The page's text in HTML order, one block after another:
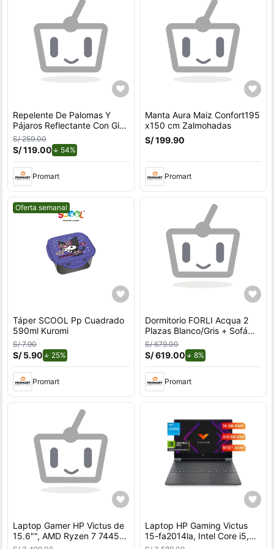
Repelente De Palomas Y
Pájaros Reflectante Con Giro
Por Viento Para Exteriores
Con Soporte en U
S/ 259.00
S/ 119.00 54%
Promart
Manta Aura Maiz Confort195
x150 cm Zalmohadas
S/ 199.90
Promart
Mejor precio.
Oferta semanal
Táper SCOOL Pp Cuadrado
590ml Kuromi
S/ 7.90
S/ 5.90 25%
Promart
Dormitorio FORLI Acqua 2
Plazas Blanco/Gris + Sofá
Cama
S/ 679.00
S/ 619.00 8%de descuento.
Promart
Laptop Gamer HP Victus de
15.6"", AMD Ryzen 7 7445H,
NVIDIA GeForce RTX 3050,
Laptop HP Gaming Victus
15-fa2014la, Intel Core i5,
16 GB RAM, NVIDIA GeForce